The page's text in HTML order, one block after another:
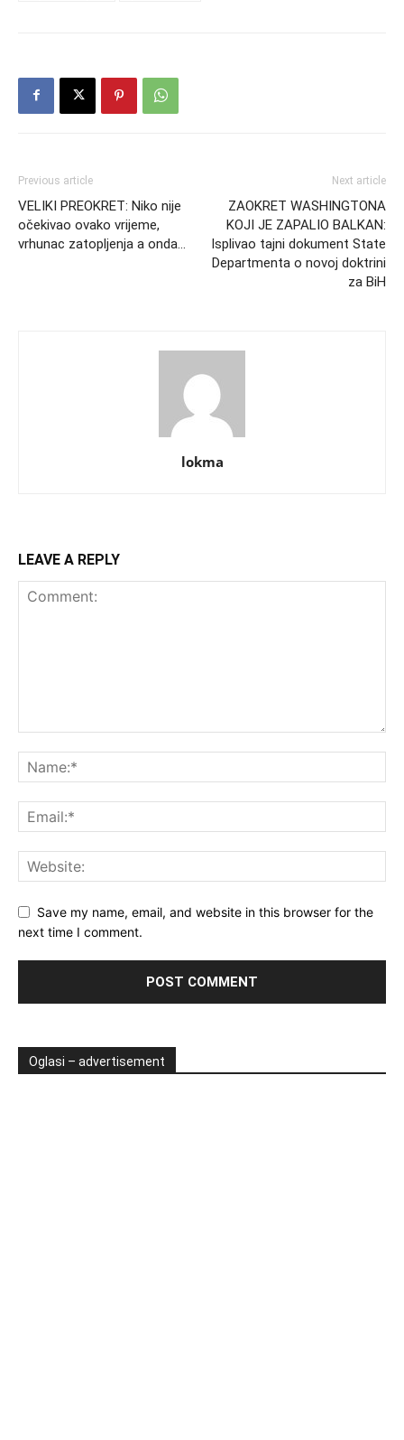
Previous article
VELIKI PREOKRET: Niko nije
očekivao ovako vrijeme,
vrhunac zatopljenja a onda…
Next article
ZAOKRET WASHINGTONA
KOJI JE ZAPALIO BALKAN:
Isplivao tajni dokument State
Departmenta o novoj doktrini
za BiH
lokma
LEAVE A REPLY
Save my name, email, and website in this browser for the
next time I comment.
Oglasi – advertisement